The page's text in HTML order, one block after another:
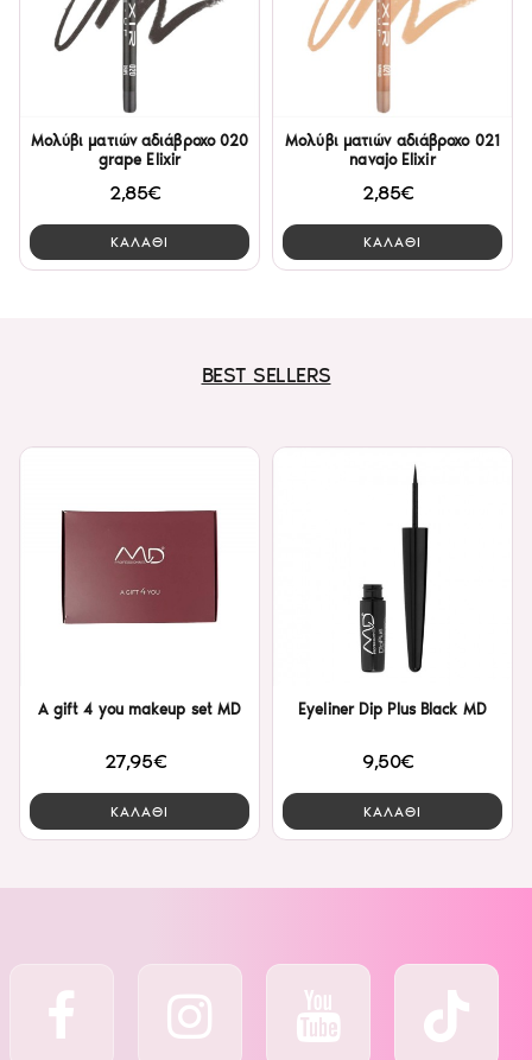
Μολύβι ματιών αδιάβροχο 020
grape Elixir
2,85€
ΚΑΛΑΘΙ
Μολύβι ματιών αδιάβροχο 021
navajo Elixir
2,85€
ΚΑΛΑΘΙ
BEST SELLERS
A gift 4 you makeup set MD
27,95€
ΚΑΛΑΘΙ
Eyeliner Dip Plus Black MD
9,50€
ΚΑΛΑΘΙ